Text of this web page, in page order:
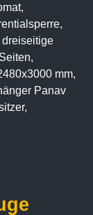
dreiseitige
mm,
Panav